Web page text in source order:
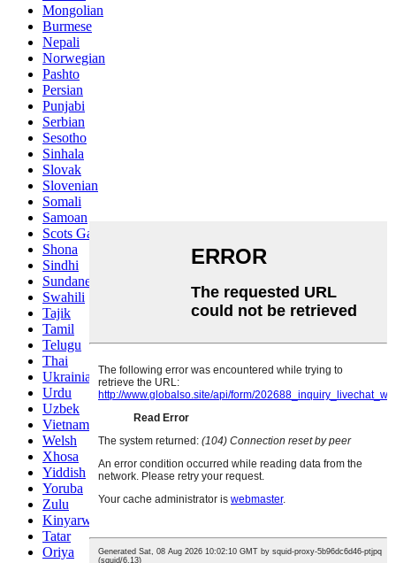
Mongolian
Burmese
Nepali
Norwegian
Pashto
Persian
Punjabi
Serbian
Sesotho
Sinhala
Slovak
Slovenian
Somali
Samoan
Scots Gaelic
Shona
Sindhi
Sundanese
Swahili
Tajik
Tamil
Telugu
Thai
Ukrainian
Urdu
Uzbek
Vietnamese
Welsh
Xhosa
Yiddish
Yoruba
Zulu
Kinyarwanda
Tatar
Oriya